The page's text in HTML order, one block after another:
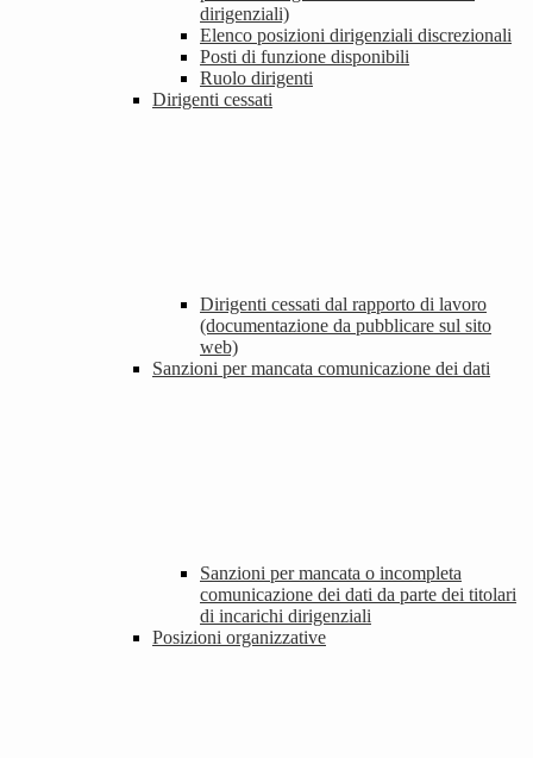
dirigenziali)
Elenco posizioni dirigenziali discrezionali
Posti di funzione disponibili
Ruolo dirigenti
Dirigenti cessati
Dirigenti cessati dal rapporto di lavoro
(documentazione da pubblicare sul sito
web)
Sanzioni per mancata comunicazione dei dati
Sanzioni per mancata o incompleta
comunicazione dei dati da parte dei titolari
di incarichi dirigenziali
Posizioni organizzative